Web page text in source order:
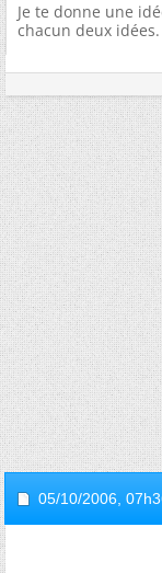
Je te donne une
chacun deux idées.
05/10/2006,